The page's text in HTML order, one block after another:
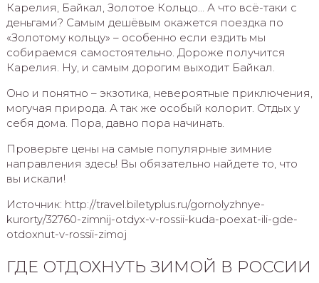
Карелия, Байкал, Золотое Кольцо… А что всё-таки с
деньгами? Самым дешёвым окажется поездка по
«Золотому кольцу» – особенно если ездить мы
собираемся самостоятельно. Дороже получится
Карелия. Ну, и самым дорогим выходит Байкал.
Оно и понятно – экзотика, невероятные приключения,
могучая природа. А так же особый колорит. Отдых у
себя дома. Пора, давно пора начинать.
Проверьте цены на самые популярные зимние
направления здесь! Вы обязательно найдете то, что
вы искали!
Источник: http://travel.biletyplus.ru/gornolyzhnye-
kurorty/32760-zimnij-otdyx-v-rossii-kuda-poexat-ili-gde-
otdoxnut-v-rossii-zimoj
ГДЕ ОТДОХНУТЬ ЗИМОЙ В РОССИИ